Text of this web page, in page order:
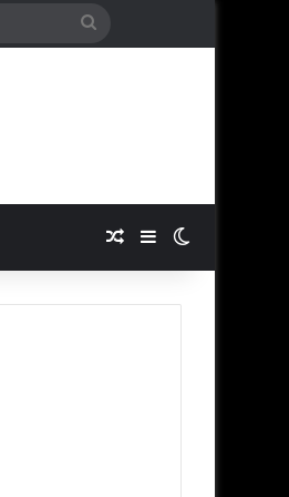
Buscar
Publicación al azar
Barra lateral